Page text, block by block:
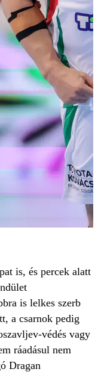
is, és percek alatt
is lelkes szerb
a csarnok pedig
védés vagy
ráadásul nem
Dragan